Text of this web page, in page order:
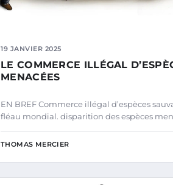
19 JANVIER 2025
LE COMMERCE ILLÉGAL
MENACÉES
EN BREF Commerce illégal d’espèces
fléau mondial. disparition des espèces
THOMAS MERCIER